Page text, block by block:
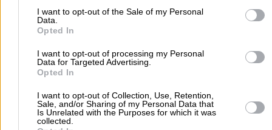
I want to opt-out of the Sale of my Personal
Data.
Opted In
I want to opt-out of processing my Personal
Data for Targeted Advertising.
Opted In
I want to opt-out of Collection, Use, Retention,
Sale, and/or Sharing of my Personal Data that
Is Unrelated with the Purposes for which it was
collected.
Σύλλογοι - Σωματεία
Ποτιδάνια, Ευπάλιο
Τηλέφωνο: 2266091260
Στοιχεία αναζήτησης:
ΣΩΜΑΤΕΙΟ ΧΕΙΡΙΣΤΩΝ ΒΟΗΘΩΝ ΦΩΚΙΔΑΣ
Σύλλογοι - Σωματεία